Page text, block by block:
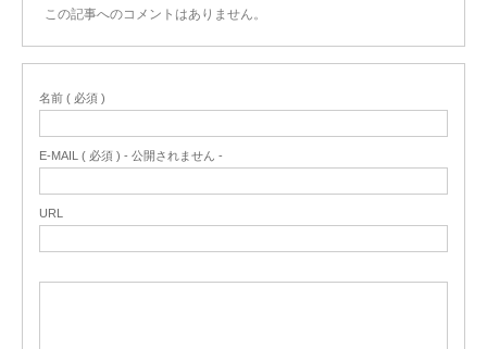
この記事へのコメントはありません。
名前 ( 必須 )
E-MAIL ( 必須 ) - 公開されません -
URL